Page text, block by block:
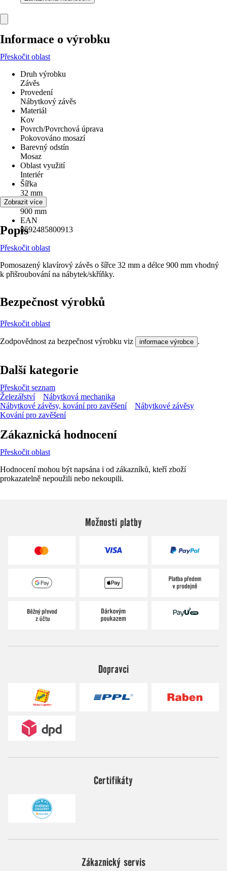
Informace o výrobku
Přeskočit oblast
Druh výrobku
Závěs
Provedení
Nábytkový závěs
Materiál
Kov
Povrch/Povrchová úprava
Pokovováno mosazí
Barevný odstín
Mosaz
Oblast využití
Interiér
Šířka
32 mm
Délka
900 mm
EAN
8592485800913
Zobrazit více
Popis
Přeskočit oblast
Pomosazený klavírový závěs o šířce 32 mm a délce 900 mm vhodný
k přišroubování na nábytek/skříňky.
Bezpečnost výrobků
Přeskočit oblast
Zodpovědnost za bezpečnost výrobku viz informace výrobce .
Další kategorie
Přeskočit seznam
Železářství
Nábytková mechanika
Nábytkové závěsy, kování pro zavěšení
Nábytkové závěsy
Kování pro zavěšení
Zákaznická hodnocení
Přeskočit oblast
Hodnocení mohou být napsána i od zákazníků, kteří zboží
prokazatelně nepoužili nebo nekoupili.
Možnosti platby
Dopravci
Certifikáty
Zákaznický servis